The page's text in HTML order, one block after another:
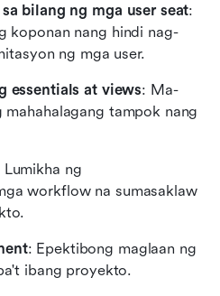
bilang ng mga user seat:
koponan nang hindi nag-
ng mga user.
essentials at views: Ma-
mahahalagang tampok nang
Lumikha ng
workflow na sumasaklaw
: Epektibong maglaan ng
ibang proyekto.